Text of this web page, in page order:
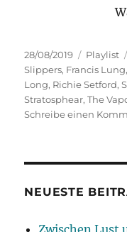
Veröffentlicht
am
28/08/2019 Playlist
Slippers, Francis Lung
Long, Richie Setford,
Stratosphear,The
Schreibe einen
NEUESTE
Zwischen Lust